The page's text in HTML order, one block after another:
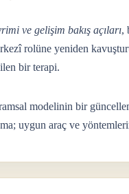
ve gelişim bakış açıları,
rolüne yeniden
bir terapi.
modelinin bir
uygun araç ve